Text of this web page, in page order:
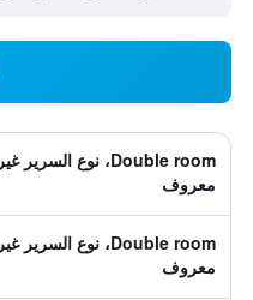
Double room، نوع السرير غير
معروف
Double room، نوع السرير غير
معروف